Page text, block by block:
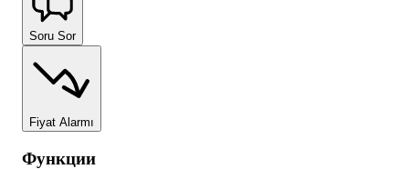
Soru Sor
Fiyat Alarmı
Функции